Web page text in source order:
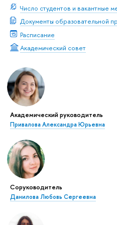
Число студентов и вакантные
Документы образовательной
Расписание
Академический совет
Академический руководитель
Привалова Александра Юрьевна
Соруководитель
Данилова Любовь Сергеевна